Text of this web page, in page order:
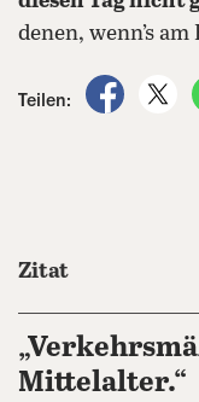
denen, wenn’s
Teilen:
auf
Zitat
Mittelalter.“